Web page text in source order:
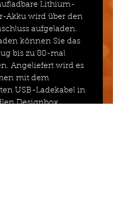
Lithium-
Akku wird über den
aufgeladen.
können Sie das
bis zu 80-mal
Angeliefert wird es
mit dem
USB-Ladekabel in
Designbox.